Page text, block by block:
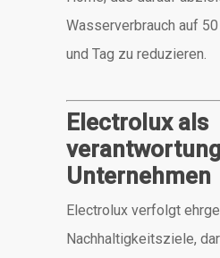
Wasserverbrauch auf
und Tag zu reduzieren.
Electrolux als
Unternehmen
Electrolux verfolgt
Nachhaltigkeitsziele,